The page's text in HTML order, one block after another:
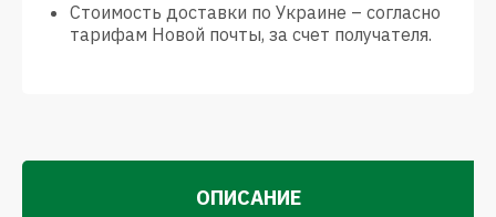
Стоимость доставки по Украине – согласно
тарифам Новой почты, за счет получателя.
ОПИСАНИЕ